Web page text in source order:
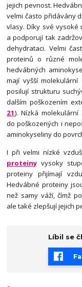
jejich pevnost.
velmi často přidávány
vlasy. Díky své vysoké
a podporují tak
dehydrataci. Velmi
proteinů o různé
hedvábných
mají vyšší
posilují strukturu
dalším poškozením
21). Nízká
do poškozených i
aminokyseliny do
I při velmi nízké
proteiny vysoky
proteiny přijímají
Hedvábné proteiny
než samy váží, čímž
ale také zlepšují jejich
Líbil se